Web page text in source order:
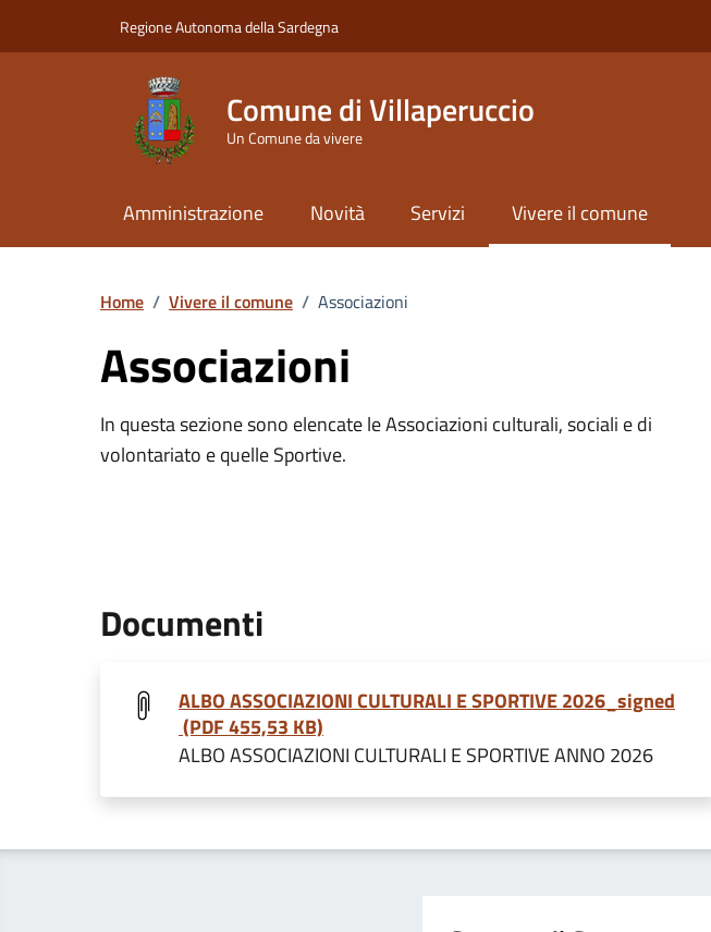
Regione Autonoma della Sardegna
Comune di Villaperuccio
Un Comune da vivere
Amministrazione Novità Servizi Vivere il comune
Home / Vivere il comune / Associazioni
Associazioni
In questa sezione sono elencate le Associazioni culturali, sociali e di
volontariato e quelle Sportive.
Documenti
ALBO ASSOCIAZIONI CULTURALI E SPORTIVE 2026_signed
(PDF 455,53 KB)
ALBO ASSOCIAZIONI CULTURALI E SPORTIVE ANNO 2026